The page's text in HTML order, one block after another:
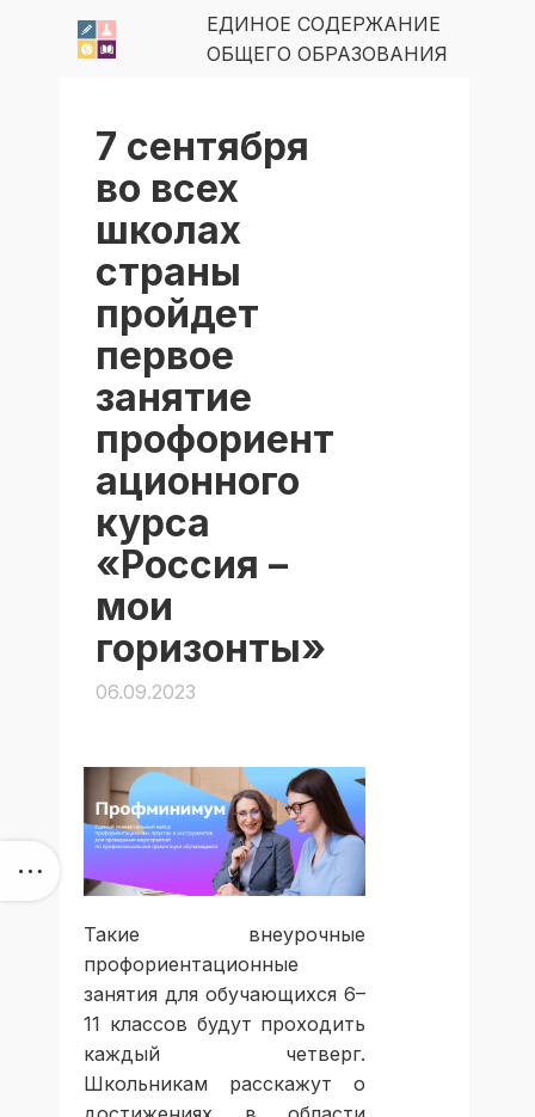
ЕДИНОЕ СОДЕРЖАНИЕ
ОБЩЕГО ОБРАЗОВАНИЯ
7 сентября
во всех
школах
страны
пройдет
первое
занятие
профориент
ационного
курса
«Россия –
мои
горизонты»
06.09.2023
Такие внеурочные
профориентационные
занятия для обучающихся 6–
11 классов будут проходить
каждый четверг.
Школьникам расскажут о